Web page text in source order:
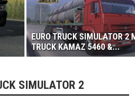
EURO TRUCK SIMULATOR 2
TRUCK KAMAZ 5460 &...
SIMULATOR 2